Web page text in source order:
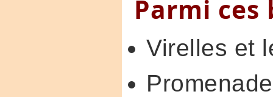
Parmi
Virelles et